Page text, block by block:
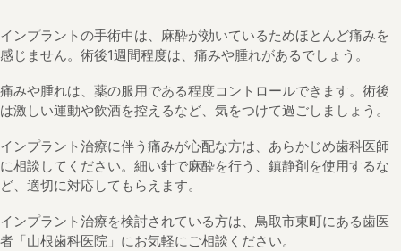
インプラントの手術中は、麻酔が効いているためほとんど痛みを
感じません。術後1週間程度は、痛みや腫れがあるでしょう。
痛みや腫れは、薬の服用である程度コントロールできます。術後
は激しい運動や飲酒を控えるなど、気をつけて過ごしましょう。
インプラント治療に伴う痛みが心配な方は、あらかじめ歯科医師
に相談してください。細い針で麻酔を行う、鎮静剤を使用するな
ど、適切に対応してもらえます。
インプラント治療を検討されている方は、鳥取市東町にある歯医
者「山根歯科医院」にお気軽にご相談ください。